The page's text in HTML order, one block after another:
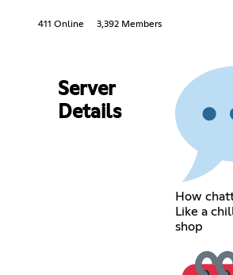
411 Online 3,392 Members
Server
Details
How
Like a
shop